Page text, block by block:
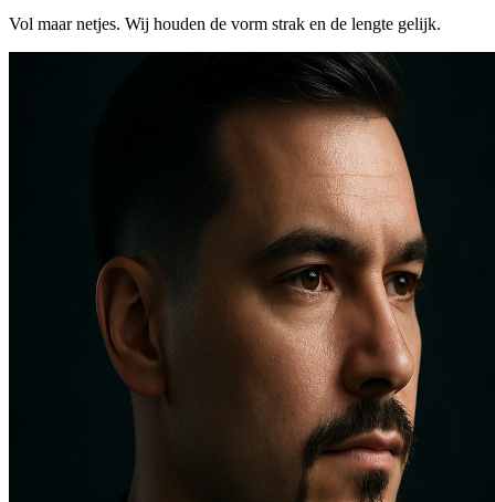
Vol maar netjes. Wij houden de vorm strak en de lengte gelijk.